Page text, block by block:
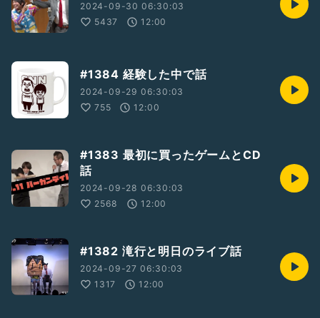
2024-09-30 06:30:03
5437
12:00
#1384 経験した中で話
2024-09-29 06:30:03
755
12:00
#1383 最初に買ったゲームとCD
話
2024-09-28 06:30:03
2568
12:00
#1382 滝行と明日のライブ話
2024-09-27 06:30:03
1317
12:00